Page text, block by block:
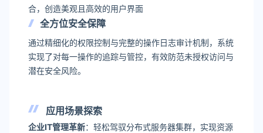
合，创造美观且高效的用户界面
全方位安全保障
通过精细化的权限控制与完整的操作日志审计机制，系统
实现了对每一操作的追踪与管控，有效防范未授权访问与
潜在安全风险。
应用场景探索
企业IT管理革新：轻松驾驭分布式服务器集群，实现资源